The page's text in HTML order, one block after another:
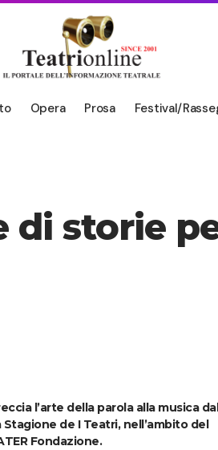
Opera Prosa Festival/
di storie
l’arte della parola alla musica
de I Teatri, nell’ambito del
Fondazione.